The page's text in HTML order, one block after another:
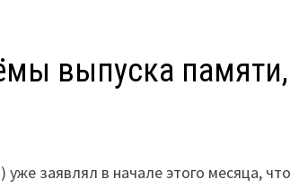
выпуска
уже заявлял в начале этого месяца,